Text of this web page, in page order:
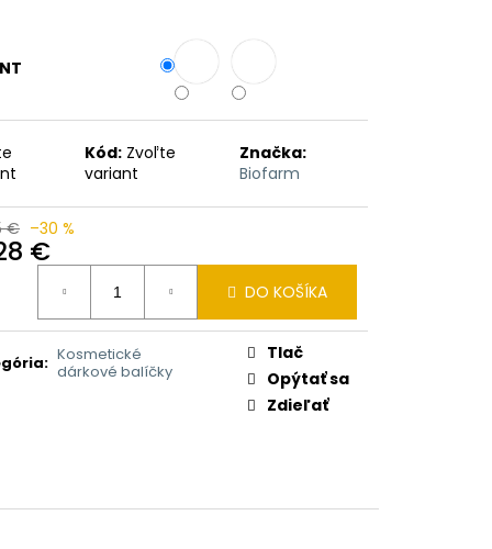
Kód: Zvoľte
variant
Značka:
Biofarm
€ –30 %
€
DO KOŠÍKA
: Kosmetické
dárkové balíčky
Tlač
Opýtať sa
Zdieľať
ANANAS 900G